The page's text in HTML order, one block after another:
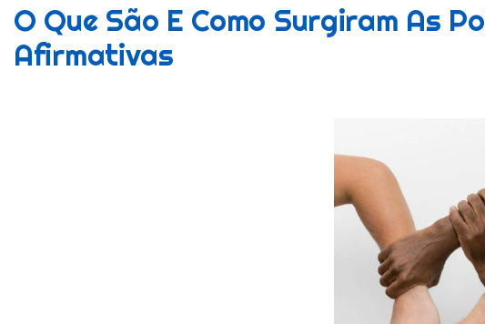
O Que São E Como Surgiram As
Afirmativas